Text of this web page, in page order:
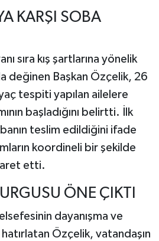
KARŞI SOBA
sıra kış şartlarına yönelik
değinen Başkan Özçelik, 26
tespiti yapılan ailelere
başladığını belirtti. İlk
teslim edildiğini ifade
koordineli bir şekilde
etti.
ÖNE ÇIKTI
dayanışma ve
Özçelik, vatandaşın